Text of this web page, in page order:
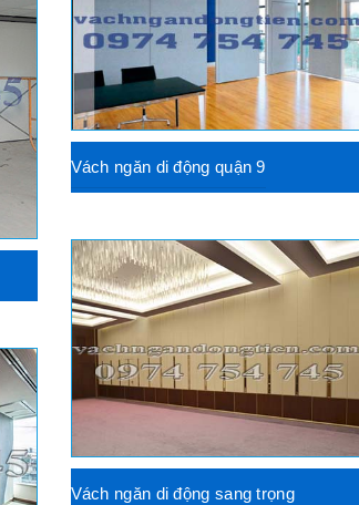
Vách ngăn di động quận 9
Vách ngăn di động sang trọng